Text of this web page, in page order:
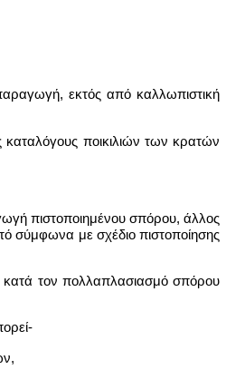
εκτός από καλλωπιστική
καταλόγους ποικιλιών των κρατών
πιστοποιημένου σπόρου, άλλος
σύμφωνα με σχέδιο πιστοποίησης
κατά τον πολλαπλασιασμό σπόρου